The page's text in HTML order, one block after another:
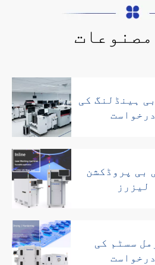
ہینڈلنگ کی
درخواست
بی پروڈکشن
لیزرز
سسٹم کی
درخواست